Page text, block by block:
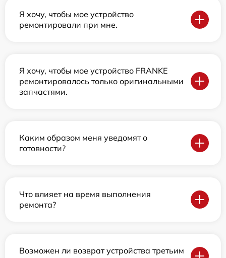
Я хочу, чтобы мое устройство
ремонтировали при мне.
Я хочу, чтобы мое устройство FRANKE
ремонтировалось только оригинальными
запчастями.
Каким образом меня уведомят о
готовности?
Что влияет на время выполнения
ремонта?
Возможен ли возврат устройства третьим